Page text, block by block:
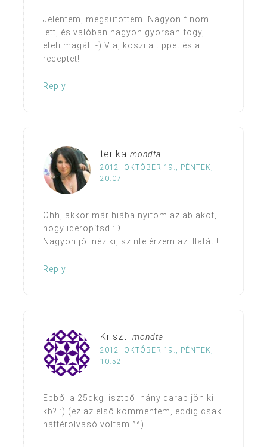
Jelentem, megsütöttem. Nagyon finom
lett, és valóban nagyon gyorsan fogy,
eteti magát :-) Via, köszi a tippet és a
receptet!
Reply
terika mondta
2012. OKTÓBER 19., PÉNTEK,
20:07
Ohh, akkor már hiába nyitom az ablakot,
hogy ideröpítsd :D
Nagyon jól néz ki, szinte érzem az illatát !
Reply
Kriszti mondta
2012. OKTÓBER 19., PÉNTEK,
10:52
Ebből a 25dkg lisztből hány darab jön ki
kb? :) (ez az első kommentem, eddig csak
háttérolvasó voltam ^^)